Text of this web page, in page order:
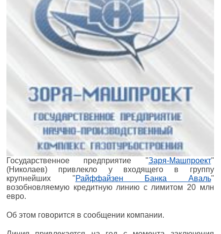
Государственное предприятие "Заря-Машпроект"
(Николаев) привлекло у входящего в группу
крупнейших "Райффайзен Банка Аваль"
возобновляемую кредитную линию с лимитом 20 млн
евро.
Об этом говорится в сообщении компании.